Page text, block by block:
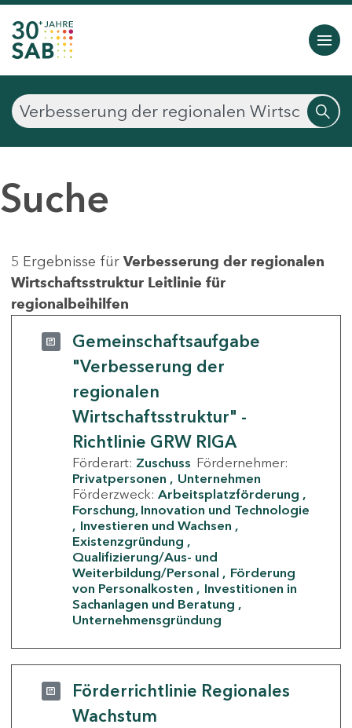
Suche
5 Ergebnisse für Verbesserung der regionalen
Wirtschaftsstruktur Leitlinie für
regionalbeihilfen
Gemeinschaftsaufgabe
"Verbesserung der
regionalen
Wirtschaftsstruktur" -
Richtlinie GRW RIGA
Förderart: Zuschuss Fördernehmer:
Privatpersonen
Unternehmen
Förderzweck: Arbeitsplatzförderung
Forschung, Innovation und Technologie
Investieren und Wachsen
Existenzgründung
Qualifizierung/Aus- und
Weiterbildung/Personal
Förderung
von Personalkosten
Investitionen in
Sachanlagen und Beratung
Unternehmensgründung
Förderrichtlinie Regionales
Wachstum